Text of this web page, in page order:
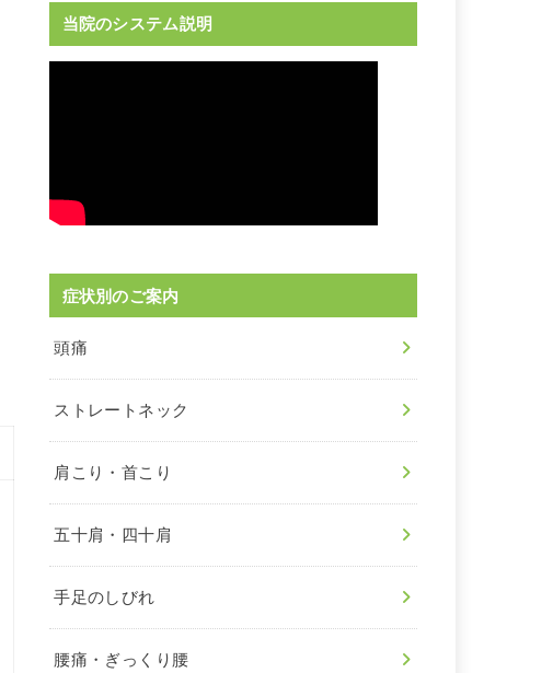
当院のシステム説明
症状別のご案内
頭痛
ストレートネック
肩こり・首こり
五十肩・四十肩
手足のしびれ
腰痛・ぎっくり腰